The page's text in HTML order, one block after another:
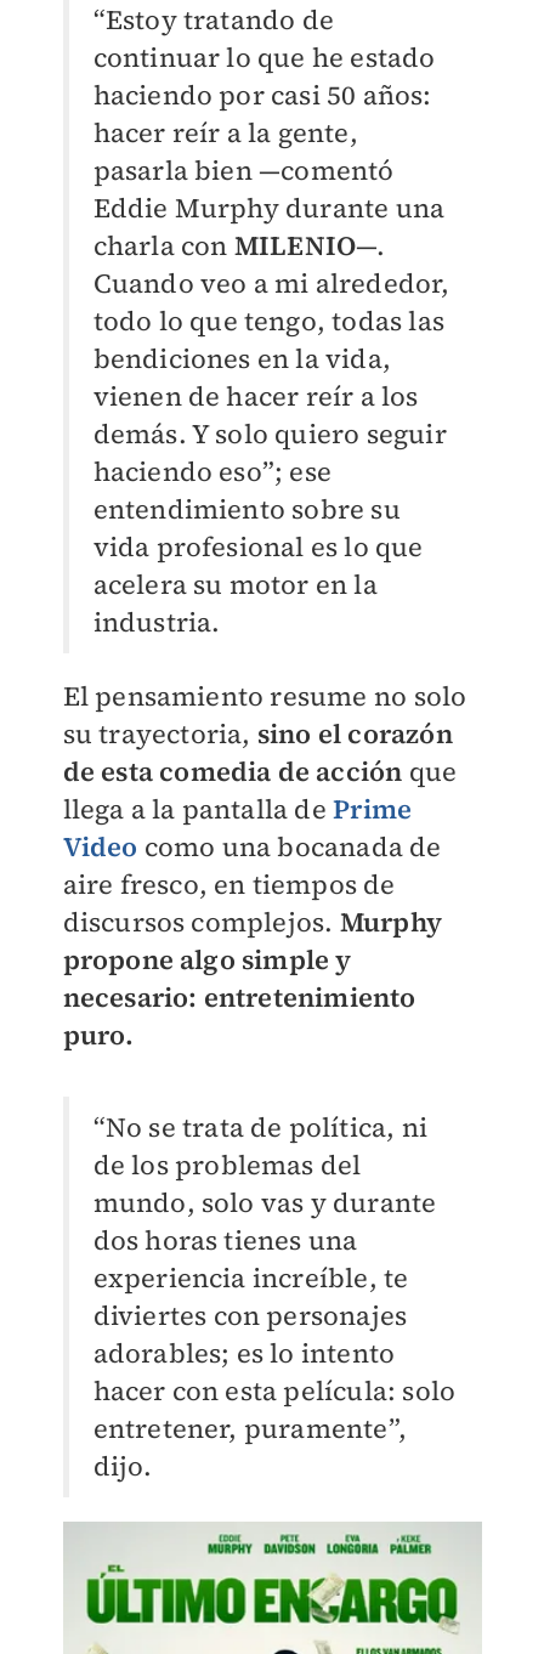
“Estoy tratando de
continuar lo que he estado
haciendo por casi 50 años:
hacer reír a la gente,
pasarla bien —comentó
Eddie Murphy durante una
charla con MILENIO—.
Cuando veo a mi alrededor,
todo lo que tengo, todas las
bendiciones en la vida,
vienen de hacer reír a los
demás. Y solo quiero seguir
haciendo eso”; ese
entendimiento sobre su
vida profesional es lo que
acelera su motor en la
industria.
El pensamiento resume no solo
su trayectoria, sino el corazón
de esta comedia de acción que
llega a la pantalla dePrime
Video como una bocanada de
aire fresco, en tiempos de
discursos complejos. Murphy
propone algo simple y
necesario: entretenimiento
puro.
“No se trata de política, ni
de los problemas del
mundo, solo vas y durante
dos horas tienes una
experiencia increíble, te
diviertes con personajes
adorables; es lo intento
hacer con esta película: solo
entretener, puramente”,
dijo.